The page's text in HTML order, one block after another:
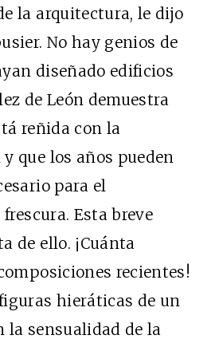
la arquitectura, le dijo
No hay genios de
diseñado edificios
de León demuestra
reñida con la
que los años pueden
para el
Esta breve
de ello. ¡Cuánta
recientes!
hieráticas de un
la sensualidad de la